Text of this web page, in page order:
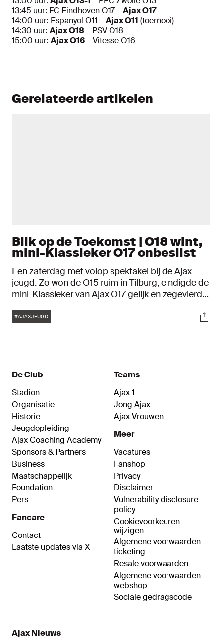
13:45 uur: FC Eindhoven O17 –Ajax O17
14:00 uur: Espanyol O11 –Ajax O11 (toernooi)
14:30 uur: Ajax O18– PSV O18
15:00 uur: Ajax O16– Vitesse O16
Gerelateerde artikelen
Blik op de Toekomst | O18 wint,
mini-Klassieker O17 onbeslist
Een zaterdag met volop spektakel bij de Ajax-
jeugd. Zo won de O15 ruim in Tilburg, eindigde de
mini-Klassieker van Ajax O17 gelijk en zegevierde
verging in Blik op de Toekomst.
Tags
#AJAXJEUGD
De Club
Stadion
Organisatie
Historie
Jeugdopleiding
Ajax Coaching Academy
Sponsors & Partners
Business
Maatschappelijk
Foundation
Pers
Fancare
Contact
Laatste updates via X
Teams
Ajax 1
Jong Ajax
Ajax Vrouwen
Meer
Vacatures
Fanshop
Privacy
Disclaimer
Vulnerability disclosure
policy
Cookievoorkeuren
wijzigen
Algemene voorwaarden
ticketing
Resale voorwaarden
Algemene voorwaarden
webshop
Sociale gedragscode
Ajax Nieuws